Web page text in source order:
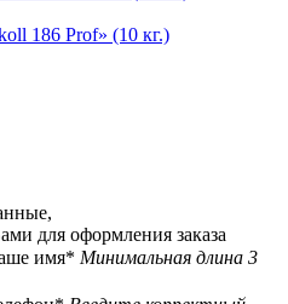
186 Prof» (10 кг.)
для оформления заказа
имя* Минимальная длина 3